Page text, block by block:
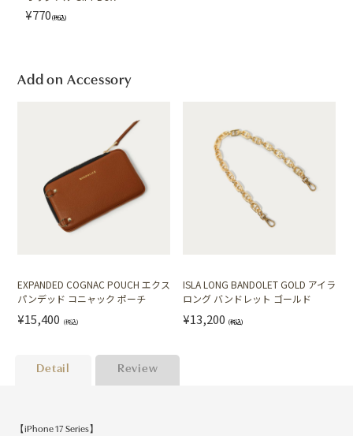
¥770 (税込)
Add on Accessory
EXPANDED COGNAC POUCH エクス
パンデッド コニャック ポーチ
¥15,400 (税込)
ISLA LONG BANDOLET GOLD アイラ
ロング バンドレット ゴールド
¥13,200 (税込)
Detail Review
【iPhone 17 Series】